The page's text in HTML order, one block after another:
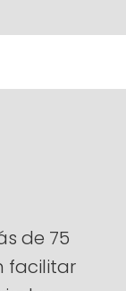
de 75
facilitar